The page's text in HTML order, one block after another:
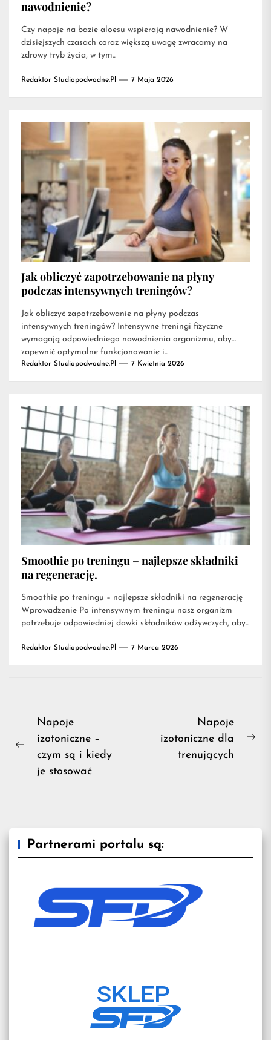
nawodnienie?
Czy napoje na bazie aloesu wspierają nawodnienie? W
dzisiejszych czasach coraz większą uwagę zwracamy na
zdrowy tryb życia, w tym...
Redaktor Studiopodwodne.pl 7 Maja 2026
Jak obliczyć zapotrzebowanie na płyny
podczas intensywnych treningów?
Jak obliczyć zapotrzebowanie na płyny podczas
intensywnych treningów? Intensywne treningi fizyczne
wymagają odpowiedniego nawodnienia organizmu, aby
zapewnić optymalne funkcjonowanie i...
Redaktor Studiopodwodne.pl 7 Kwietnia 2026
Smoothie po treningu – najlepsze składniki
na regenerację.
Smoothie po treningu – najlepsze składniki na regenerację
Wprowadzenie Po intensywnym treningu nasz organizm
potrzebuje odpowiedniej dawki składników odżywczych, aby...
Redaktor Studiopodwodne.pl 7 Marca 2026
Nawigacja
wpisu
Previous
Napoje
izotoniczne –
czym są i kiedy
je stosować
Napoje
izotoniczne dla
trenujących
Partnerami portalu są: